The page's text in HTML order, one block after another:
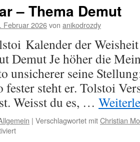
– Thema Demut
Februar 2026von anikodrozdy
Kalender der
Demut Je höher die
unsicherer seine
fester steht er. Tolstoi
Weisst du es, …
| Verschlagwortet mitChristian
für